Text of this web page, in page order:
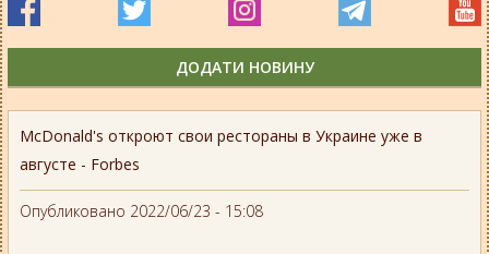
McDonald's откроют свои рестораны в Украине уже в
августе - Forbes
Опубликовано 2022/06/23 - 15:08
ДОДАТИ НОВИНУ